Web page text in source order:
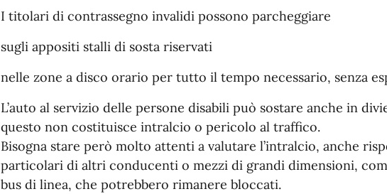
I titolari di contrassegno invalidi possono parcheggiare
sugli appositi stalli di sosta riservati
nelle zone a disco orario per tutto il tempo necessario, senza
L’auto al servizio delle persone disabili può sostare anche in
questo non costituisce intralcio o pericolo al traffico.
Bisogna stare però molto attenti a valutare l’intralcio, anche
particolari di altri conducenti o mezzi di grandi dimensioni,
bus di linea, che potrebbero rimanere bloccati.